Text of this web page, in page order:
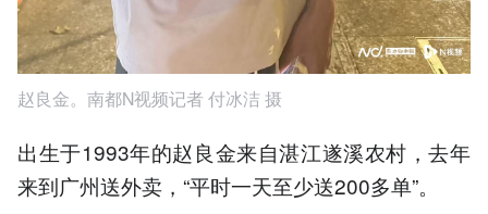
赵良金。南都N视频记者 付冰洁 摄
出生于1993年的赵良金来自湛江遂溪农村，去年
来到广州送外卖，“平时一天至少送200多单”。